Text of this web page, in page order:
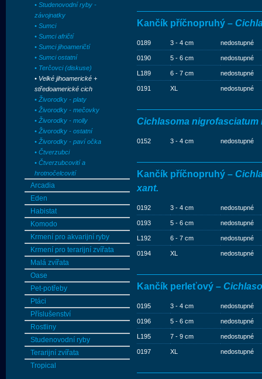
• Studenovodní ryby -
závojnatky
• Sumci
• Sumci afričtí
• Sumci jihoameričtí
• Sumci ostatní
• Terčovci (diskuse)
• Velké jihoamerické +
středoamerické cich
• Živorodky - platy
• Živorodky - mečovky
• Živorodky - molly
• Živorodky - ostatní
• Živorodky - paví očka
• Čtverzubci
• Čtverzubcovití a
hrotnočelcovití
Arcadia
Eden
Habistat
Komodo
Krmení pro akvarijní ryby
Krmení pro terarijní zvířata
Malá zvířata
Oase
Pet-potřeby
Ptáci
Příslušenství
Rostliny
Studenovodní ryby
Terarijní zvířata
Tropical
Kančík příčnopruhý –
0189 3 - 4 cm nedostupné
0190 5 - 6 cm nedostupné
L189 6 - 7 cm nedostupné
0191 XL nedostupné
Cichlasoma nigrofasciatum
0152 3 - 4 cm nedostupné
Kančík příčnopruhý –
xant.
0192 3 - 4 cm nedostupné
0193 5 - 6 cm nedostupné
L192 6 - 7 cm nedostupné
0194 XL nedostupné
Kančík perleťový –
0195 3 - 4 cm nedostupné
0196 5 - 6 cm nedostupné
L195 7 - 9 cm nedostupné
0197 XL nedostupné